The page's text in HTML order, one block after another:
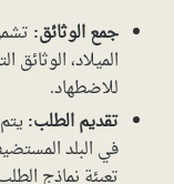
جمع الوثائق:
الميلاد،
للاضطهاد.
تقديم الطلب:
في البلد